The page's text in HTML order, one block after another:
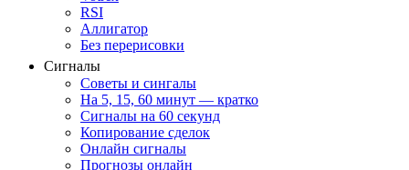
RSI
Аллигатор
Без перерисовки
Сигналы
Советы и сингалы
На 5, 15, 60 минут — кратко
Сигналы на 60 секунд
Копирование сделок
Онлайн сигналы
Прогнозы онлайн